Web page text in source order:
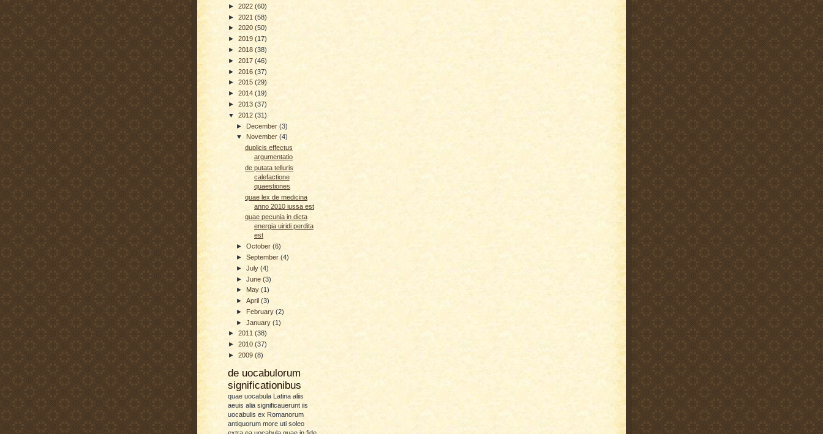
► 2022 (60)
► 2021 (58)
► 2020 (50)
► 2019 (17)
► 2018 (38)
► 2017 (46)
► 2016 (37)
► 2015 (29)
► 2014 (19)
► 2013 (37)
▼ 2012 (31)
►December(3)
▼ November(4)
duplicis effectus
argumentatio
de putata telluris
calefactione
quaestiones
quae lex de medicina
anno 2010 iussa est
quae pecunia in dicta
energia uiridi perdita
est
►October(6)
►September(4)
►July(4)
►June(3)
► May(1)
►April(3)
► February(2)
►January(1)
► 2011 (38)
► 2010 (37)
► 2009 (8)
de uocabulorum
significationibus
quae uocabula Latina aliis
aeuis alia significauerunt iis
uocabulis ex Romanorum
antiquorum more uti soleo